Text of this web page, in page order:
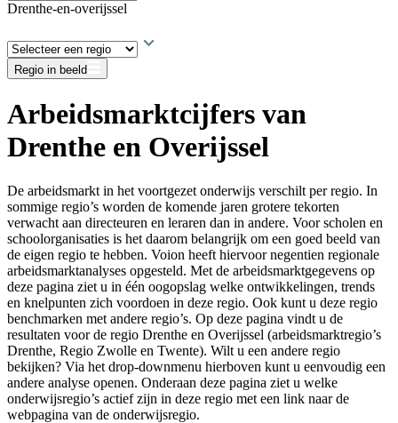
Drenthe-en-overijssel
Regio in beeld
Arbeidsmarktcijfers van
Drenthe en Overijssel
De arbeidsmarkt in het voortgezet onderwijs verschilt per regio. In
sommige regio’s worden de komende jaren grotere tekorten
verwacht aan directeuren en leraren dan in andere. Voor scholen en
schoolorganisaties is het daarom belangrijk om een goed beeld van
de eigen regio te hebben. Voion heeft hiervoor negentien regionale
arbeidsmarktanalyses opgesteld. Met de arbeidsmarktgegevens op
deze pagina ziet u in één oogopslag welke ontwikkelingen, trends
en knelpunten zich voordoen in deze regio. Ook kunt u deze regio
benchmarken met andere regio’s. Op deze pagina vindt u de
resultaten voor de regio Drenthe en Overijssel (arbeidsmarktregio’s
Drenthe, Regio Zwolle en Twente). Wilt u een andere regio
bekijken? Via het drop-downmenu hierboven kunt u eenvoudig een
andere analyse openen. Onderaan deze pagina ziet u welke
onderwijsregio’s actief zijn in deze regio met een link naar de
webpagina van de onderwijsregio.